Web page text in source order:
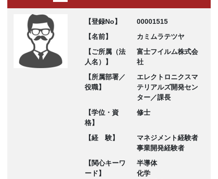
【登録No】
00001515
【名前】
カミムラテツヤ
【ご所属（法
人名）】
富士フイルム株式会
社
【所属部署／
役職】
エレクトロニクスマ
テリアルズ開発セン
ター／課長
【学位・資
格】
修士
【経 験】
マネジメント経験者
事業開発経験者
【関心キーワ
ード】
半導体
化学